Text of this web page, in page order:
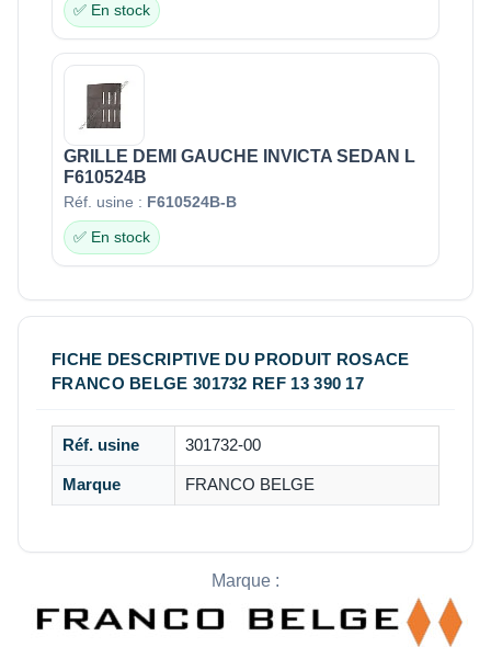
✅ En stock
GRILLE DEMI GAUCHE INVICTA SEDAN L
F610524B
Réf. usine : F610524B-B
✅ En stock
FICHE DESCRIPTIVE DU PRODUIT ROSACE
FRANCO BELGE 301732 REF 13 390 17
Réf. usine 301732-00
Marque FRANCO BELGE
Marque :